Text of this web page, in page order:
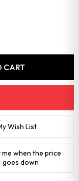
Wish List
when the price
goes down